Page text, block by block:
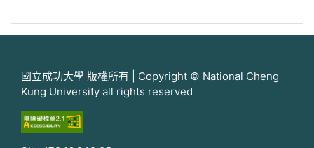
國立成功大學 版權所有 | Copyright © National Cheng
Kung University all rights reserved